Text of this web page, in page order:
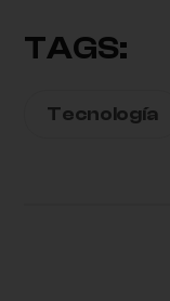
TAGS:
Tecnología